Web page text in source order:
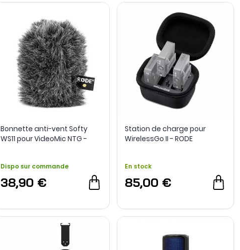
Bonnette anti-vent Softy
WS11 pour VideoMic NTG -
Dispo sur commande
38,90 €
Station de charge pour
WirelessGo II - RODE
En stock
85,00 €